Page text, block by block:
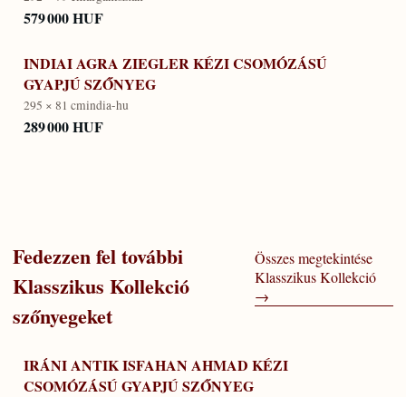
579 000 HUF
INDIAI AGRA ZIEGLER KÉZI CSOMÓZÁSÚ
GYAPJÚ SZŐNYEG
295 × 81 cmindia-hu
289 000 HUF
Fedezzen fel további
Klasszikus Kollekció
szőnyegeket
Összes megtekintése
Klasszikus Kollekció
→
IRÁNI ANTIK ISFAHAN AHMAD KÉZI
CSOMÓZÁSÚ GYAPJÚ SZŐNYEG